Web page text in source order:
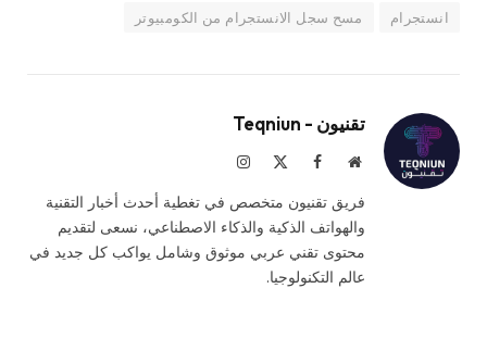
انستجرام مسح سجل الانستجرام من الكومبيوتر
تقنيون - Teqniun
موقعفيسبوك الانستغرام
فريق تقنيون متخصص في تغطية أحدث أخبار التقنية
والهواتف الذكية والذكاء الاصطناعي، نسعى لتقديم
محتوى تقني عربي موثوق وشامل يواكب كل جديد في
عالم التكنولوجيا.